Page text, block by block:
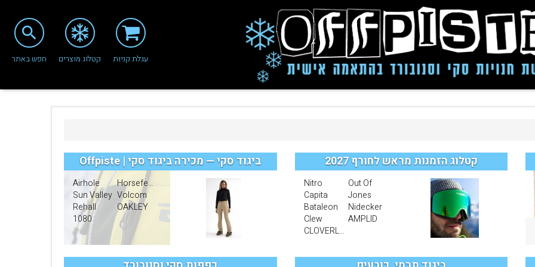
עגלת קניות קטלוג מוצרים
search
חפש באתר
קטלוג הזמנות מראש לחורף 2027
Nitro
Out Of
Capita
Jones
Bataleon
Nidecker
Clew
AMPLID
CLOVERLEAF PROTCTION
ביגוד סקי — מכירה ביגוד סקי | Offpiste
Airhole
Horsefeathers
Sun Valley Volcom
Rehall
OAKLEY
1080